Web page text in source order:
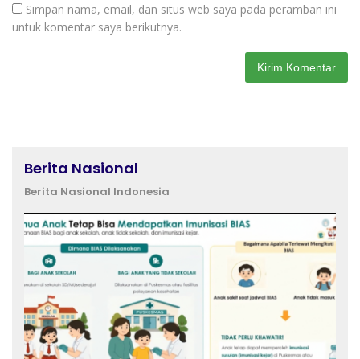
Simpan nama, email, dan situs web saya pada peramban ini
untuk komentar saya berikutnya.
Berita Nasional
Berita Nasional Indonesia